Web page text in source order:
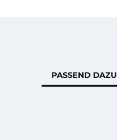
PASSEND DAZU